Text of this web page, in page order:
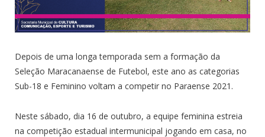
Depois de uma longa temporada sem a formação da
Seleção Maracanaense de Futebol, este ano as categorias
Sub-18 e Feminino voltam a competir no Paraense 2021.
Neste sábado, dia 16 de outubro, a equipe feminina estreia
na competição estadual intermunicipal jogando em casa, no